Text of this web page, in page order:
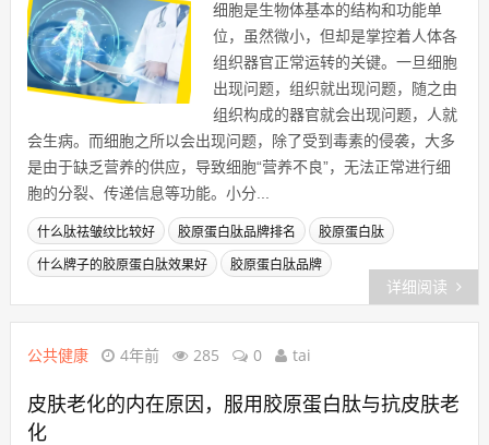
细胞是生物体基本的结构和功能单
位，虽然微小，但却是掌控着人体各
组织器官正常运转的关键。一旦细胞
出现问题，组织就出现问题，随之由
组织构成的器官就会出现问题，人就
会生病。而细胞之所以会出现问题，除了受到毒素的侵袭，大多
是由于缺乏营养的供应，导致细胞“营养不良”，无法正常进行细
胞的分裂、传递信息等功能。小分...
什么肽祛皱纹比较好 胶原蛋白肽品牌排名 胶原蛋白肽
什么牌子的胶原蛋白肽效果好 胶原蛋白肽品牌
详细阅读
公共健康 4年前 285 0 tai
皮肤老化的内在原因，服用胶原蛋白肽与抗皮肤老
化